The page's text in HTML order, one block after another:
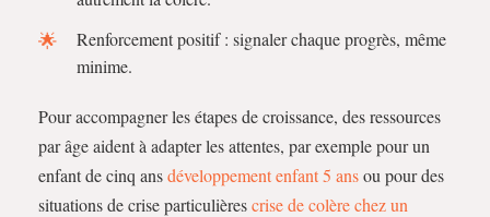
Renforcement positif : signaler chaque progrès, même
minime.
Pour accompagner les étapes de croissance, des ressources
par âge aident à adapter les attentes, par exemple pour un
enfant de cinq ansdéveloppement enfant 5 ansou pour des
situations de crise particulièrescrise de colère chez un